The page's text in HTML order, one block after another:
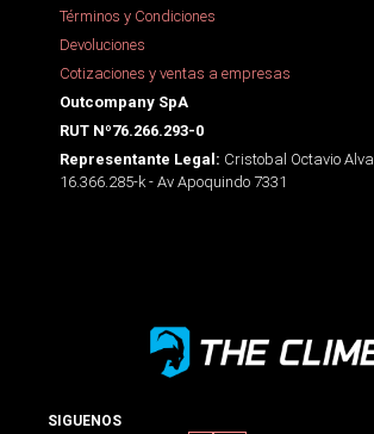
Términos y Condiciones
Devoluciones
Cotizaciones y ventas a empresas
Outcompany SpA
RUT Nº76.266.293-0
Representante Legal: Cristobal Octavio
16.366.285-k - Av Apoquindo 7331
SIGUENOS